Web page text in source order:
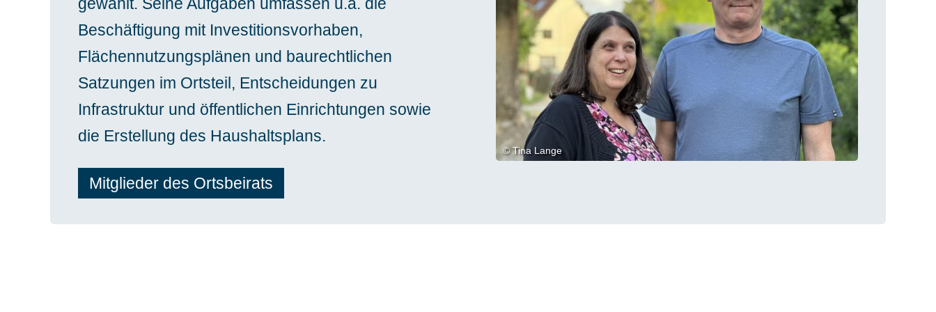
© Tina Lange
Beschäftigung mit Investitionsvorhaben,
Flächennutzungsplänen und baurechtlichen
Satzungen im Ortsteil, Entscheidungen zu
Infrastruktur und öffentlichen Einrichtungen sowie
die Erstellung des Haushaltsplans.
Mitglieder des Ortsbeirats